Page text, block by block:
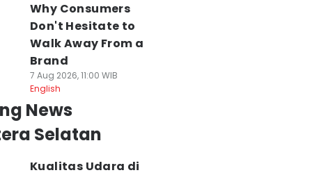
Why Consumers
Don't Hesitate to
Walk Away From a
Brand
7 Aug 2026, 11:00 WIB
English
News
Selatan
Kualitas Udara di